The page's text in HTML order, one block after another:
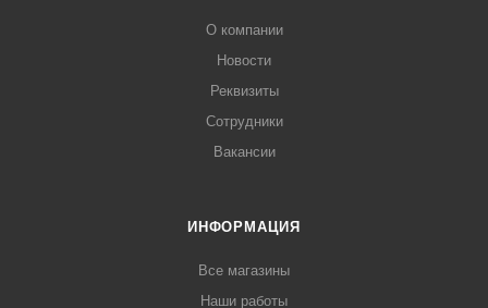
О компании
Новости
Реквизиты
Сотрудники
Вакансии
ИНФОРМАЦИЯ
Все магазины
Наши работы